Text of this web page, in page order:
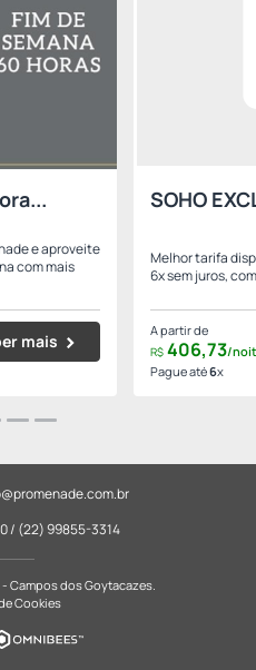
e aproveite
com mais
mais
SOHO
Melhor tarifa
6x sem juros,
A partir de
R$ 406,73/
Pague até6x
/ (22) 99855-3314
Campos dos Goytacazes.
Cookies